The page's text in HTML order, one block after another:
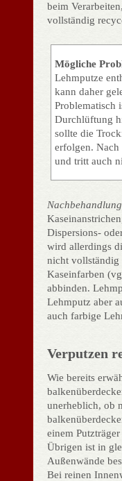
beim
vollständig
Mögliche
Lehmputze
kann daher
Problematisch
Durchlüftung
sollte die
erfolgen.
und tritt auch
Dispersions-
wird allerdings
nicht vollständig
Kaseinfarben
abbinden.
Lehmputz aber
auch farbige
Verputzen
Wie bereits
unerheblich, ob
einem
Übrigen ist in
Außenwände
Bei reinen